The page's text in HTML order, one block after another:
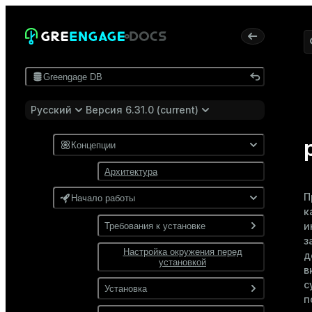
Greengage DB
Русский Версия 6.31.0 (current)
Концепции
Архитектура
Начало работы
Требования к установке
Программные требования
Требования к сети
Настройка окружения перед
установкой
Установка